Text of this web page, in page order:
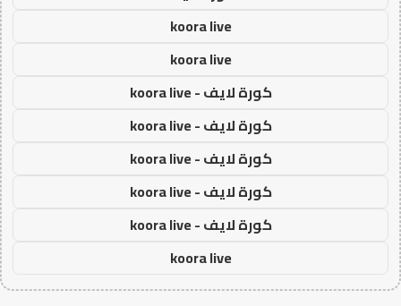
koora live
koora live
كورة لايف - koora live
كورة لايف - koora live
كورة لايف - koora live
كورة لايف - koora live
كورة لايف - koora live
koora live